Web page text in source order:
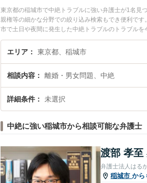
東京都の稲城市で中絶トラブルに強い弁護士が1名見
親権等の細かな分野での絞り込み検索もでき便利で
市で土日や夜間に発生した中絶トラブルのトラブル
絶トラブルを法律相談できる稲城市内の弁護士に相
エリア 東京都、稲城市
相談内容 離婚・男女問題、中絶
詳細条件 未選択
中絶に強い稲城市から相談可能な弁護士
渡部 孝至
弁護士法人はる
稲城市 から